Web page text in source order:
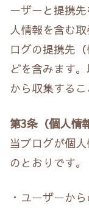
ーザーと提携
人情報を含む
ログの提携先
どを含みます
から収集するこ
第3条（個人情
当ブログが個
のとおりです。
・ユーザーか